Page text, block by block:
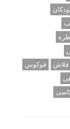
فلاش
فوکوس